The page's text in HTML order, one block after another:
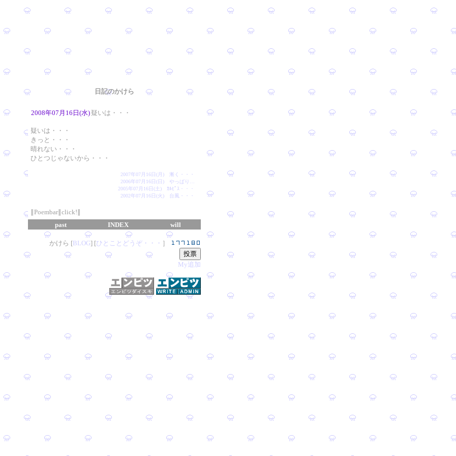
日記のかけら
2008年07月16日(水) 疑いは・・・
疑いは・・・
きっと・・・
晴れない・・・
ひとつじゃないから・・・
2007年07月16日(月) 漸く・・・
2006年07月16日(日) やっぱり…
2005年07月16日(土) ｶﾙﾋﾟｽ・・・
2002年07月16日(火) 台風・・・
∥Poembar∥click!∥
past
INDEX will
かけら [BLOG] [ひとことどうぞ・・・ ］
My追加